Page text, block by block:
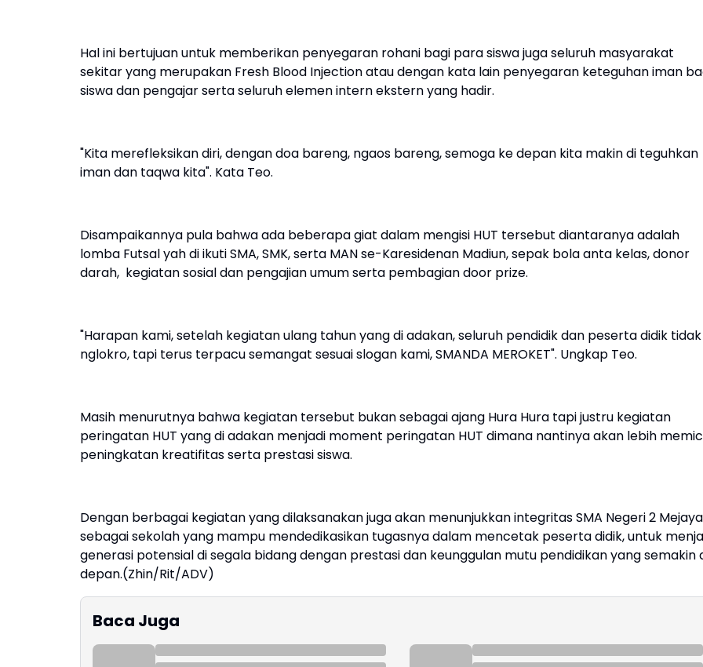
Hal ini bertujuan untuk memberikan penyegaran rohani bagi para siswa juga seluruh masyarakat
sekitar yang merupakan Fresh Blood Injection atau dengan kata lain penyegaran keteguhan iman
siswa dan pengajar serta seluruh elemen intern ekstern yang hadir.
"Kita merefleksikan diri, dengan doa bareng, ngaos bareng, semoga ke depan kita makin di teguhkan
iman dan taqwa kita". Kata Teo.
Disampaikannya pula bahwa ada beberapa giat dalam mengisi HUT tersebut diantaranya adalah
lomba Futsal yah di ikuti SMA, SMK, serta MAN se-Karesidenan Madiun, sepak bola anta kelas, donor
darah, kegiatan sosial dan pengajian umum serta pembagian door prize.
"Harapan kami, setelah kegiatan ulang tahun yang di adakan, seluruh pendidik dan peserta didik tidak
nglokro, tapi terus terpacu semangat sesuai slogan kami, SMANDA MEROKET". Ungkap Teo.
Masih menurutnya bahwa kegiatan tersebut bukan sebagai ajang Hura Hura tapi justru kegiatan
peringatan HUT yang di adakan menjadi moment peringatan HUT dimana nantinya akan lebih
peningkatan kreatifitas serta prestasi siswa.
Dengan berbagai kegiatan yang dilaksanakan juga akan menunjukkan integritas SMA Negeri 2
sebagai sekolah yang mampu mendedikasikan tugasnya dalam mencetak peserta didik, untuk
generasi potensial di segala bidang dengan prestasi dan keunggulan mutu pendidikan yang semakin
depan.(Zhin/Rit/ADV)
Baca Juga